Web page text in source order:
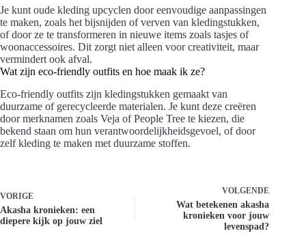
Je kunt oude kleding upcyclen door eenvoudige aanpassingen
te maken, zoals het bijsnijden of verven van kledingstukken,
of door ze te transformeren in nieuwe items zoals tasjes of
woonaccessoires. Dit zorgt niet alleen voor creativiteit, maar
vermindert ook afval.
Wat zijn eco-friendly outfits en hoe maak ik ze?
Eco-friendly outfits zijn kledingstukken gemaakt van
duurzame of gerecycleerde materialen. Je kunt deze creëren
door merknamen zoals Veja of People Tree te kiezen, die
bekend staan om hun verantwoordelijkheidsgevoel, of door
zelf kleding te maken met duurzame stoffen.
VORIGE
Akasha kronieken: een
diepere kijk op jouw ziel
VOLGENDE
Wat betekenen akasha
kronieken voor jouw
levenspad?